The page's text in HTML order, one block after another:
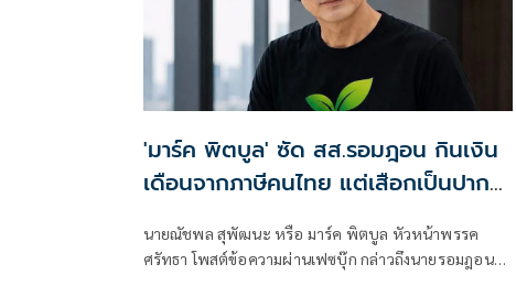
'มาร์ค พิตบูล' ซัด สส.รอมฎอน กินเงิน
เดือนจากภาษีคนไทย แต่เสือกเป็นปาก
นายณัชพล สุพัฒนะ หรือ มาร์ค พิตบูล หัวหน้าพรรค
ศรัทธา โพสต์ข้อความผ่านเฟซบุ๊ก กล่าวถึงนายรอมฎอน